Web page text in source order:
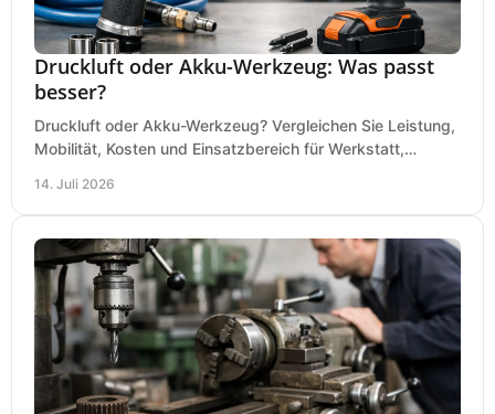
Druckluft oder Akku-Werkzeug: Was passt
besser?
Druckluft oder Akku-Werkzeug? Vergleichen Sie Leistung,
Mobilität, Kosten und Einsatzbereich für Werkstatt,
14. Juli 2026